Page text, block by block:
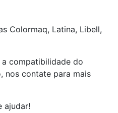
Colormaq, Latina, Libell,
compatibilidade do
nos contate para mais
ajudar!